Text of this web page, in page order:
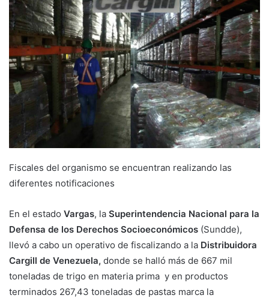
Fiscales del organismo se encuentran realizando las
diferentes notificaciones
En el estado Vargas, la Superintendencia Nacional para la
Defensa de los Derechos Socioeconómicos (Sundde),
llevó a cabo un operativo de fiscalizando a la Distribuidora
Cargill de Venezuela, donde se halló más de 667 mil
toneladas de trigo en materia prima y en productos
terminados 267,43 toneladas de pastas marca la